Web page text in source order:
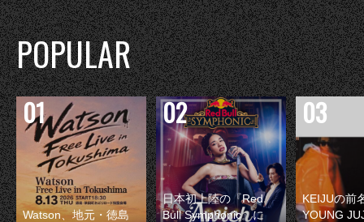
POPULAR
Watson、地元・徳島
日本初上陸の『Red
Bull Symphonic』に
KEIJUの前
YOUNG